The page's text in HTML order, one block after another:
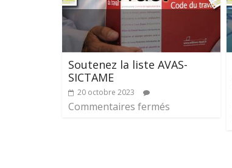
Soutenez la liste AVAS-
SICTAME
20 octobre 2023
Commentaires fermés